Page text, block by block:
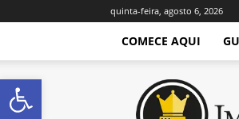
quinta-feira, agosto 6, 2026
COMECE AQUI
Império
WordPress
Abrir a barra de ferramentas